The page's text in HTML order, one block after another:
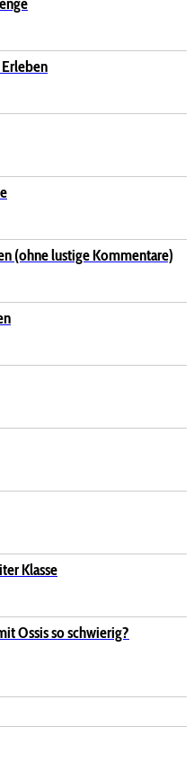
(ohne lustige Kommentare)
Klasse
Ossis so schwierig?